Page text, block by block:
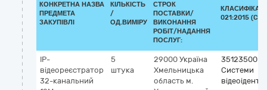
КОНКРЕТНА НАЗВА
ПРЕДМЕТА
ЗАКУПІВЛІ
КІЛЬКІСТЬ
/
ОД.ВИМІРУ
СТРОК
ПОСТАВКИ/
ВИКОНАННЯ
РОБІТ/НАДАННЯ
ПОСЛУГ:
021:2015
IP-
відеореєстратор
32-канальний
5
штука
29000 Україна
Хмельницька
область м.
35123500-7
Системи